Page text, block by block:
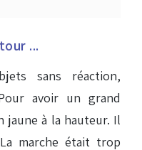
...
sans réaction,
avoir un grand
jaune à la hauteur. Il
marche était trop